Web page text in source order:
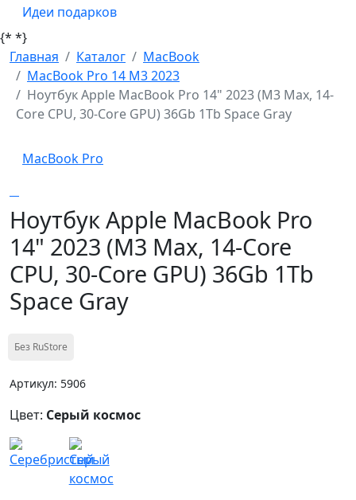
Идеи подарков
{* *}
Главная
Каталог
MacBook
MacBook Pro 14 M3 2023
Ноутбук Apple MacBook Pro 14" 2023 (M3 Max, 14-
Core CPU, 30-Core GPU) 36Gb 1Tb Space Gray
MacBook Pro
Ноутбук Apple MacBook Pro
14" 2023 (M3 Max, 14-Core
CPU, 30-Core GPU) 36Gb 1Tb
Space Gray
Без RuStore
Артикул: 5906
Цвет: Серый космос